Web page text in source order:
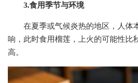
3.食用季节与环境
在夏季或气候炎热的地区，人体
响，此时食用榴莲，上火的可能性比
高。